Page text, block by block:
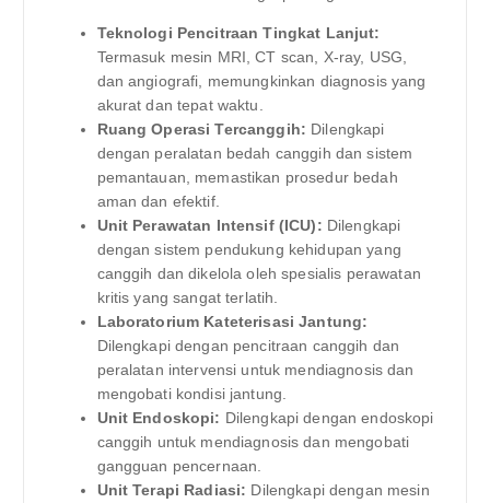
Teknologi Pencitraan Tingkat Lanjut:
Termasuk mesin MRI, CT scan, X-ray, USG,
dan angiografi, memungkinkan diagnosis yang
akurat dan tepat waktu.
Ruang Operasi Tercanggih: Dilengkapi
dengan peralatan bedah canggih dan sistem
pemantauan, memastikan prosedur bedah
aman dan efektif.
Unit Perawatan Intensif (ICU): Dilengkapi
dengan sistem pendukung kehidupan yang
canggih dan dikelola oleh spesialis perawatan
kritis yang sangat terlatih.
Laboratorium Kateterisasi Jantung:
Dilengkapi dengan pencitraan canggih dan
peralatan intervensi untuk mendiagnosis dan
mengobati kondisi jantung.
Unit Endoskopi: Dilengkapi dengan endoskopi
canggih untuk mendiagnosis dan mengobati
gangguan pencernaan.
Unit Terapi Radiasi: Dilengkapi dengan mesin